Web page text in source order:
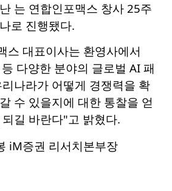
는 연합인포맥스 창사 25주
로 진행됐다.
스 대표이사는 환영사에서
다양한 분야의 글로벌 AI 패
나라가 어떻게 경쟁력을 확
수 있을지에 대한 통찰을 얻
길 바란다"고 밝혔다.